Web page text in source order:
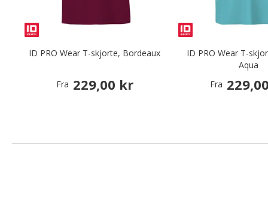
ID PRO Wear T-skjorte, Bordeaux
Fra 229,00 kr
ID PRO Wear T-
Aqua
Fra